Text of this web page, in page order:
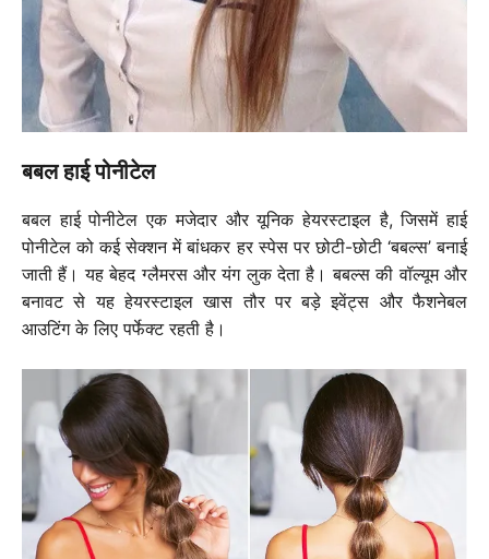
बबल हाई पोनीटेल
बबल हाई पोनीटेल एक मजेदार और यूनिक हेयरस्टाइल है, जिसमें हाई
पोनीटेल को कई सेक्शन में बांधकर हर स्पेस पर छोटी-छोटी ‘बबल्स’ बनाई
जाती हैं। यह बेहद ग्लैमरस और यंग लुक देता है। बबल्स की वॉल्यूम और
बनावट से यह हेयरस्टाइल खास तौर पर बड़े इवेंट्स और फैशनेबल
आउटिंग के लिए पर्फेक्ट रहती है।